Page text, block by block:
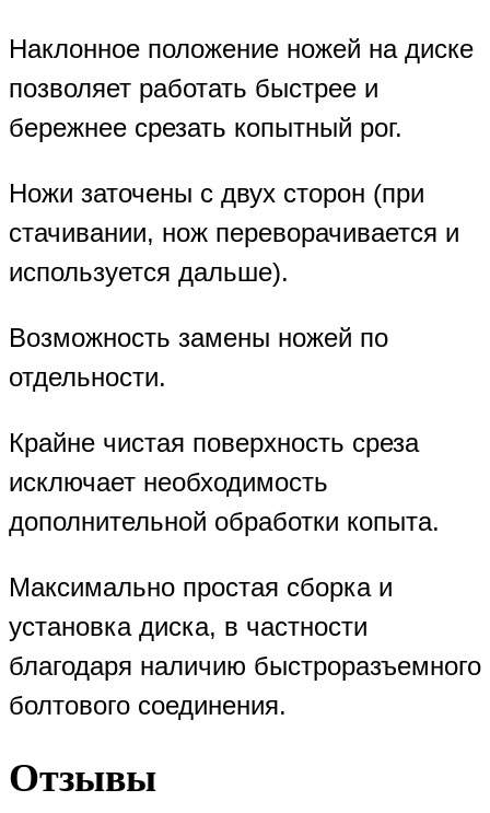
Наклонное положение ножей на диске
позволяет работать быстрее и
бережнее срезать копытный рог.
Ножи заточены с двух сторон (при
стачивании, нож переворачивается и
используется дальше).
Возможность замены ножей по
отдельности.
Крайне чистая поверхность среза
исключает необходимость
дополнительной обработки копыта.
Максимально простая сборка и
установка диска, в частности
благодаря наличию быстроразъемного
болтового соединения.
Отзывы